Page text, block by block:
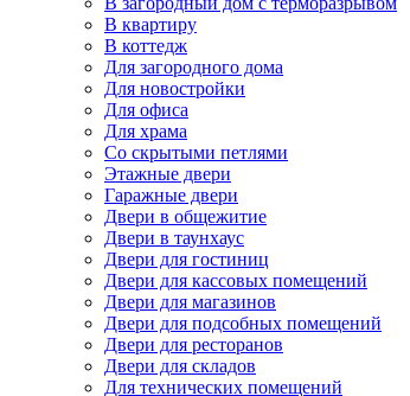
В квартиру
В коттедж
Для загородного дома
Для новостройки
Для офиса
Для храма
Со скрытыми петлями
Этажные двери
Гаражные двери
Двери в общежитие
Двери в таунхаус
Двери для гостиниц
Двери для кассовых помещений
Двери для магазинов
Двери для подсобных помещений
Двери для ресторанов
Двери для складов
Для технических помещений